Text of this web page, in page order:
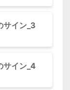
サイン_3
サイン_4